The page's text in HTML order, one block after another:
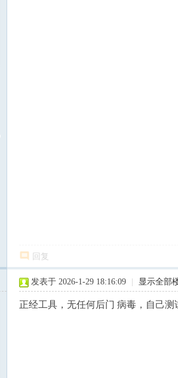
回复
发表于 2026-1-29 18:16:09 显示全部
正经工具，无任何后门 病毒，自己测